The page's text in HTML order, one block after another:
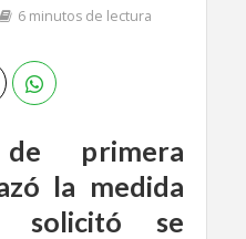
6 minutos de lectura
primera
la medida
solicitó se